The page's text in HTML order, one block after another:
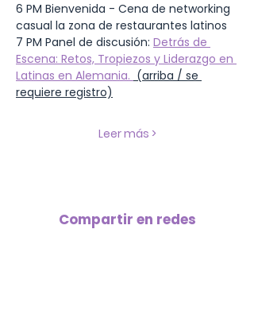
6 PM Bienvenida - Cena de networking
casual la zona de restaurantes latinos
7 PM Panel de discusión: Detrás de
Escena: Retos, Tropiezos y Liderazgo en
Latinas en Alemania. (arriba / se
requiere registro)
Leer más >
Compartir en redes